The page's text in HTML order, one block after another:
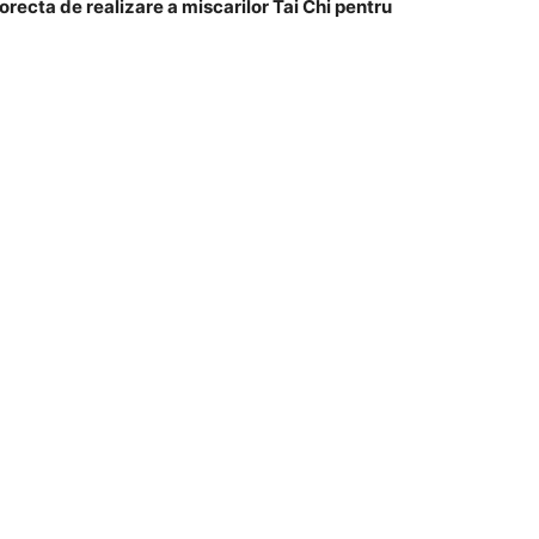
de realizare a miscarilor Tai Chi pentru